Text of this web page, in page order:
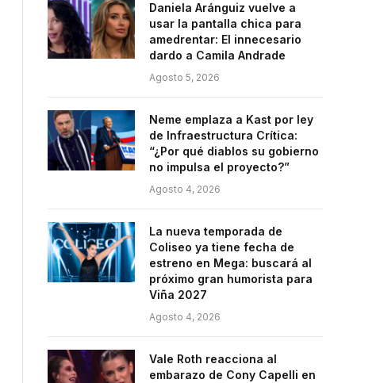
Daniela Aránguiz vuelve a
usar la pantalla chica para
amedrentar: El innecesario
dardo a Camila Andrade
Agosto 5, 2026
Neme emplaza a Kast por ley
de Infraestructura Crítica:
“¿Por qué diablos su gobierno
no impulsa el proyecto?”
Agosto 4, 2026
La nueva temporada de
Coliseo ya tiene fecha de
estreno en Mega: buscará al
próximo gran humorista para
Viña 2027
Agosto 4, 2026
Vale Roth reacciona al
embarazo de Cony Capelli en